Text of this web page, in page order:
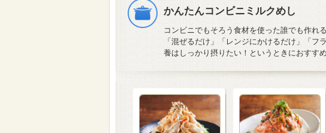
かんたんコンビニミルクめし
コンビニでもそろう食材を使った誰でも作れ
「混ぜるだけ」「レンジにかけるだけ」「
養はしっかり摂りたい！というときにおすす